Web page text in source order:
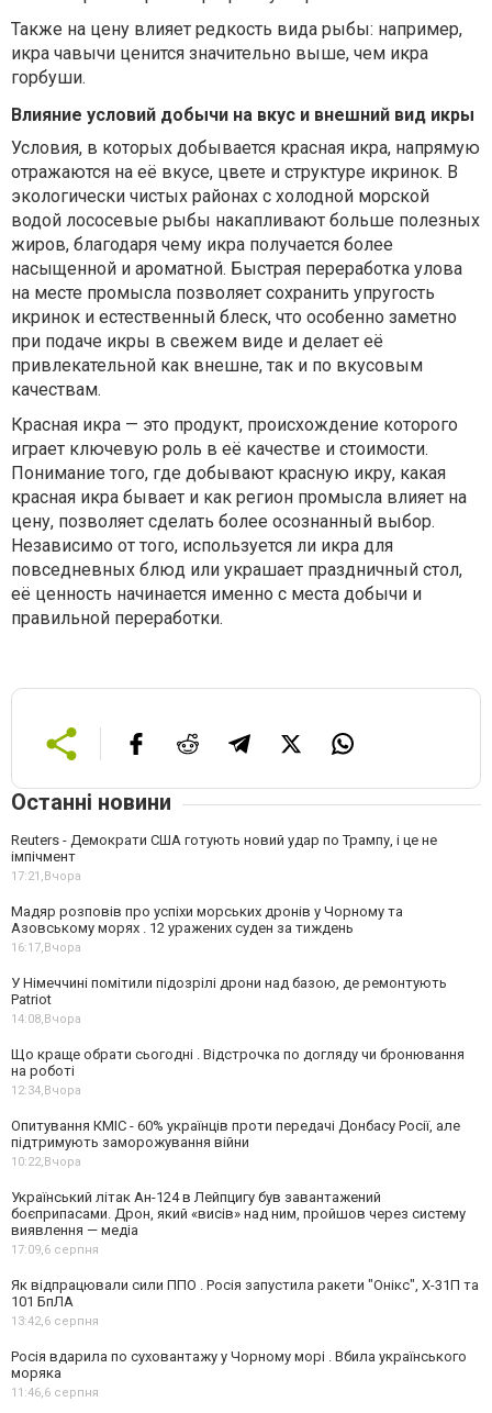
Также на цену влияет редкость вида рыбы: например,
икра чавычи ценится значительно выше, чем икра
горбуши.
Влияние условий добычи на вкус и внешний вид икры
Условия, в которых добывается красная икра, напрямую
отражаются на её вкусе, цвете и структуре икринок. В
экологически чистых районах с холодной морской
водой лососевые рыбы накапливают больше полезных
жиров, благодаря чему икра получается более
насыщенной и ароматной. Быстрая переработка улова
на месте промысла позволяет сохранить упругость
икринок и естественный блеск, что особенно заметно
при подаче икры в свежем виде и делает её
привлекательной как внешне, так и по вкусовым
качествам.
Красная икра — это продукт, происхождение которого
играет ключевую роль в её качестве и стоимости.
Понимание того, где добывают красную икру, какая
красная икра бывает и как регион промысла влияет на
цену, позволяет сделать более осознанный выбор.
Независимо от того, используется ли икра для
повседневных блюд или украшает праздничный стол,
её ценность начинается именно с места добычи и
правильной переработки.
Останні новини
Reuters - Демократи США готують новий удар по Трампу, і це не
імпічмент
17:21, Вчора
Мадяр розповів про успіхи морських дронів у Чорному та
Азовському морях . 12 уражених суден за тиждень
16:17, Вчора
У Німеччині помітили підозрілі дрони над базою, де ремонтують
Patriot
14:08, Вчора
Що краще обрати сьогодні . Відстрочка по догляду чи бронювання
на роботі
12:34, Вчора
Опитування КМІС - 60% українців проти передачі Донбасу Росії, але
підтримують заморожування війни
10:22, Вчора
Український літак Ан-124 в Лейпцигу був завантажений
боєприпасами. Дрон, який «висів» над ним, пройшов через систему
виявлення — медіа
17:09,6 серпня
Як відпрацювали сили ППО . Росія запустила ракети "Онікс", Х-31П та
101 БпЛА
13:42,6 серпня
Росія вдарила по суховантажу у Чорному морі . Вбила українського
моряка
11:46,6 серпня